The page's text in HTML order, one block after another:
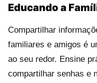
Educando a
Compartilhar
familiares e amigos é
ao seu redor. Ensine
compartilhar senhas e